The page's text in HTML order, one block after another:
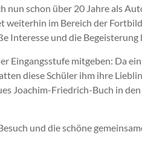
schon über 20 Jahre als
weiterhin im Bereich der
Interesse und die Begeisterung
Eingangsstufe mitgeben: Da
diese Schüler ihm ihre
Joachim-Friedrich-Buch in
und die schöne